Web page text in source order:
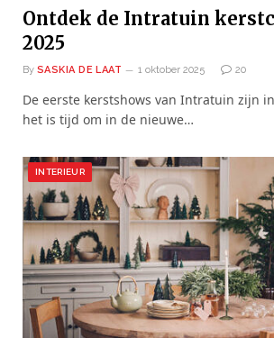
Ontdek de Intratuin
2025
By SASKIA DE LAAT 1 oktober 2025 20
De eerste kerstshows van Intratuin zijn
het is tijd om in de nieuwe…
INTERIEUR